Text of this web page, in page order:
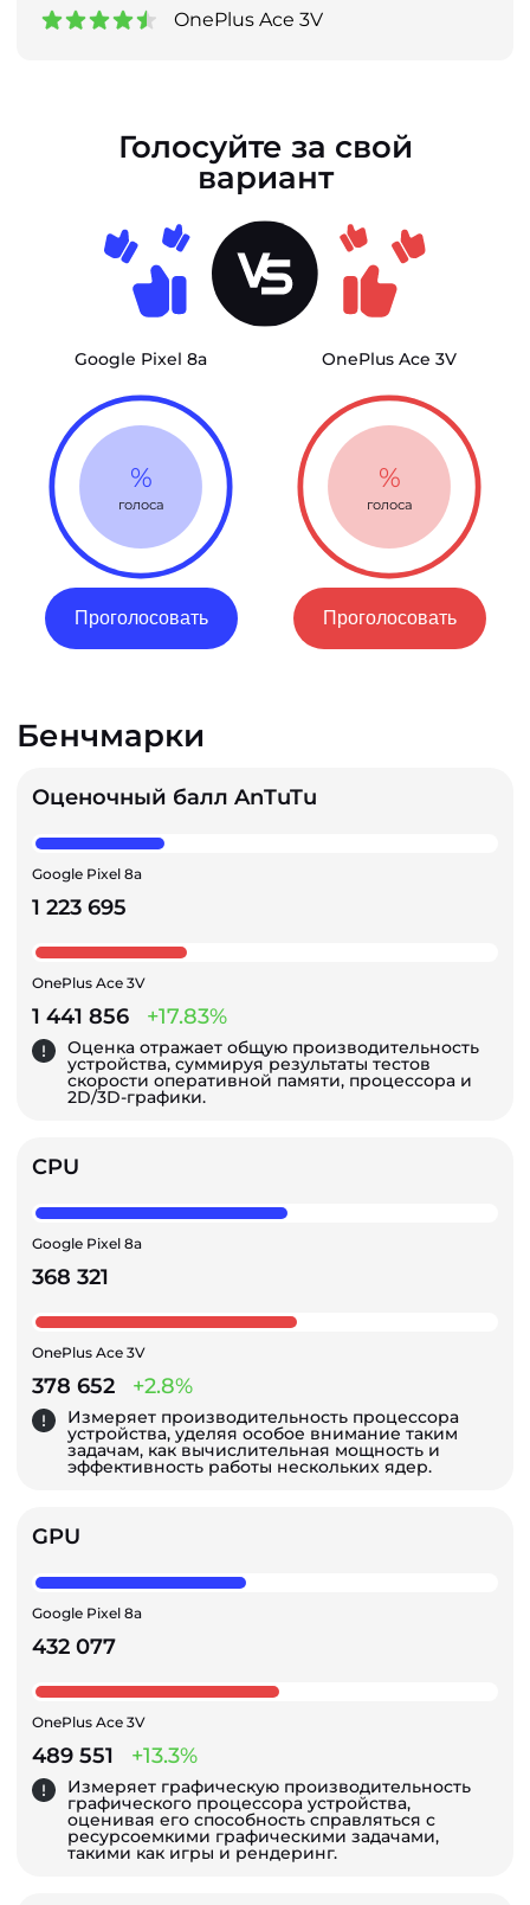
OnePlus Ace 3V
Голосуйте за свой
вариант
Google Pixel 8a
%
голоса
Проголосовать
OnePlus Ace 3V
%
голоса
Проголосовать
Бенчмарки
Оценочный балл AnTuTu
Google Pixel 8a
1 223 695
OnePlus Ace 3V
1 441 856 +17.83%
Оценка отражает общую производительность
устройства, суммируя результаты тестов
скорости оперативной памяти, процессора и
2D/3D-графики.
CPU
Google Pixel 8a
368 321
OnePlus Ace 3V
378 652 +2.8%
Измеряет производительность процессора
устройства, уделяя особое внимание таким
задачам, как вычислительная мощность и
эффективность работы нескольких ядер.
GPU
Google Pixel 8a
432 077
OnePlus Ace 3V
489 551 +13.3%
Измеряет графическую производительность
графического процессора устройства,
оценивая его способность справляться с
ресурсоемкими графическими задачами,
такими как игры и рендеринг.